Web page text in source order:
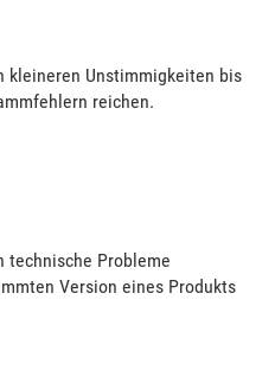
kleineren Unstimmigkeiten bis
reichen.
technische Probleme
Version eines Produkts